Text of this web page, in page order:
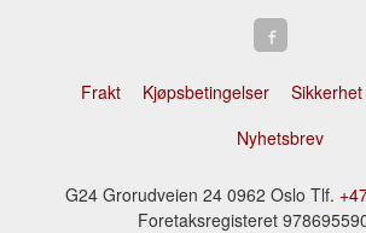
Frakt Kjøpsbetingelser
Nyhetsbrev
G24 Grorudveien 24 0962 Oslo Tlf.
Foretaksregisteret